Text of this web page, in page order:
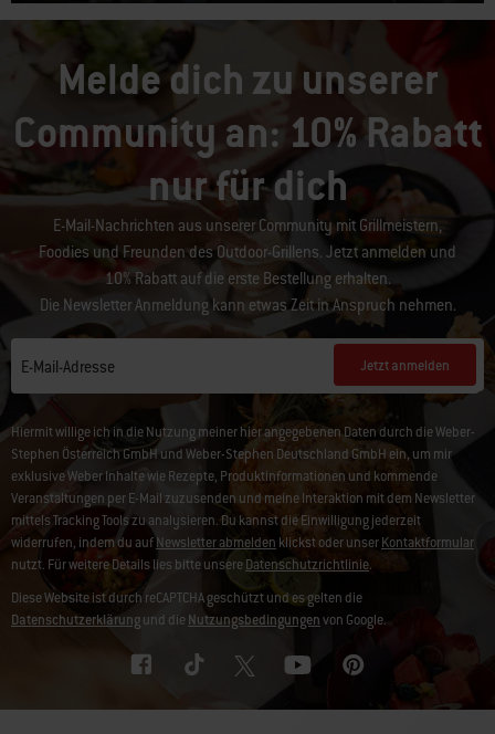
Melde dich zu unserer
Community an: 10% Rabatt
nur für dich
E-Mail-Nachrichten aus unserer Community mit Grillmeistern,
Foodies und Freunden des Outdoor-Grillens. Jetzt anmelden und
10% Rabatt auf die erste Bestellung erhalten.
Die Newsletter Anmeldung kann etwas Zeit in Anspruch nehmen.
E-Mail-Adresse Jetzt anmelden
Hiermit willige ich in die Nutzung meiner hier angegebenen Daten durch die Weber-
Stephen Österreich GmbH und Weber-Stephen Deutschland GmbH ein, um mir
exklusive Weber Inhalte wie Rezepte, Produktinformationen und kommende
Veranstaltungen per E-Mail zuzusenden und meine Interaktion mit dem Newsletter
mittels Tracking Tools zu analysieren. Du kannst die Einwilligung jederzeit
widerrufen, indem du aufNewsletter abmelden klickst oder unserKontaktformular
nutzt. Für weitere Details lies bitte unsereDatenschutzrichtlinie.
Diese Website ist durch reCAPTCHA geschützt und es gelten die
Datenschutzerklärungund dieNutzungsbedingungenvon Google.